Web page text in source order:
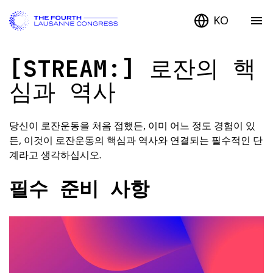
KO
[STREAM:] 로잔의 핵
심과 역사
당신이 로잔운동을 처음 접했든, 이미 어느 정도 경험이 있
든, 이것이 로잔운동의 핵심과 역사와 연결되는 필수적인 단
계라고 생각하십시오.
필수 준비 사항